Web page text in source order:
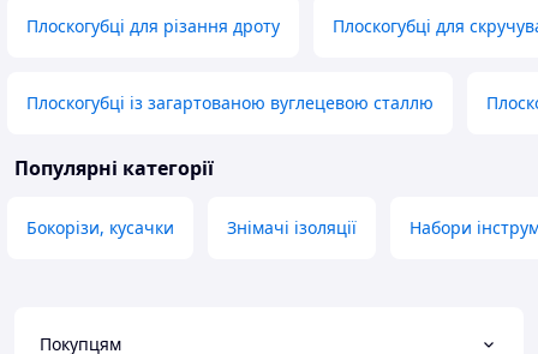
Плоскогубці для різання дроту Плоскогубці для
Плоскогубці із загартованою вуглецевою сталлю
Популярні категорії
Бокорізи, кусачки Знімачі ізоляції Набори
Покупцям